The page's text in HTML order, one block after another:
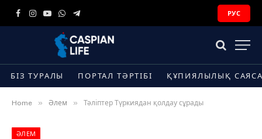
Facebook
Instagram
YouTube
WhatsApp
Telegram
РУС
БІЗ ТУРАЛЫ ПОРТАЛ ТӘРТІБІ ҚҰПИЯЛЫЛЫҚ
Home » Әлем » Тәліптер Түркиядан қолдау сұрады
ӘЛЕМ